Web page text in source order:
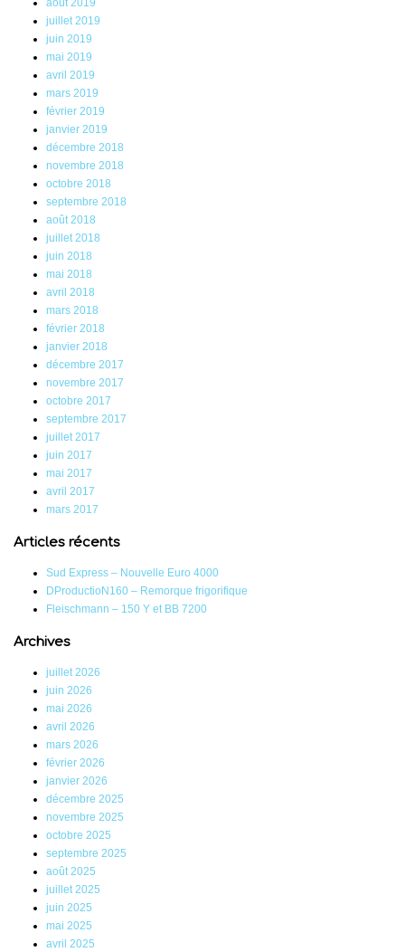
août 2019
juillet 2019
juin 2019
mai 2019
avril 2019
mars 2019
février 2019
janvier 2019
décembre 2018
novembre 2018
octobre 2018
septembre 2018
août 2018
juillet 2018
juin 2018
mai 2018
avril 2018
mars 2018
février 2018
janvier 2018
décembre 2017
novembre 2017
octobre 2017
septembre 2017
juillet 2017
juin 2017
mai 2017
avril 2017
mars 2017
Articles récents
Sud Express – Nouvelle Euro 4000
DProductioN160 – Remorque frigorifique
Fleischmann – 150 Y et BB 7200
Archives
juillet 2026
juin 2026
mai 2026
avril 2026
mars 2026
février 2026
janvier 2026
décembre 2025
novembre 2025
octobre 2025
septembre 2025
août 2025
juillet 2025
juin 2025
mai 2025
avril 2025